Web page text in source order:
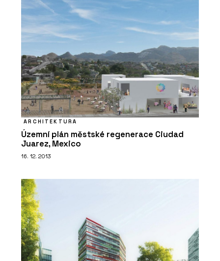
ARCHITEKTURA
Územní plán městské regenerace Ciudad
Juarez, Mexico
16. 12. 2013